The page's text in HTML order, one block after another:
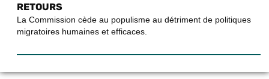
RETOURS
La Commission cède au populisme au détriment de politiques
migratoires humaines et efficaces.